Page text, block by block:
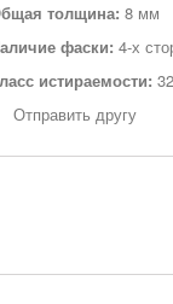
толщина: 8 мм
фаски: 4-х
истираемости: 32
Отправить другу